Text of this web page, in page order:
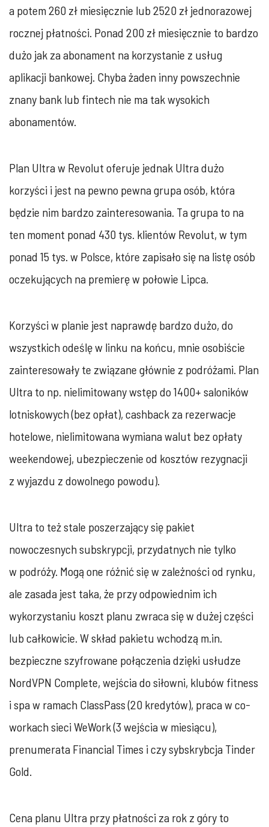
a potem 260 zł miesięcznie lub 2520 zł jednorazowej
rocznej płatności. Ponad 200 zł miesięcznie to bardzo
dużo jak za abonament na korzystanie z usług
aplikacji bankowej. Chyba żaden inny powszechnie
znany bank lub fintech nie ma tak wysokich
abonamentów.
Plan Ultra w Revolut oferuje jednak Ultra dużo
korzyści i jest na pewno pewna grupa osób, która
będzie nim bardzo zainteresowania. Ta grupa to na
ten moment ponad 430 tys. klientów Revolut, w tym
ponad 15 tys. w Polsce, które zapisało się na listę osób
oczekujących na premierę w połowie Lipca.
Korzyści w planie jest naprawdę bardzo dużo, do
wszystkich odeślę w linku na końcu, mnie osobiście
zainteresowały te związane głównie z podróżami. Plan
Ultra to np. nielimitowany wstęp do 1400+ saloników
lotniskowych (bez opłat), cashback za rezerwacje
hotelowe, nielimitowana wymiana walut bez opłaty
weekendowej, ubezpieczenie od kosztów rezygnacji
z wyjazdu z dowolnego powodu).
Ultra to też stale poszerzający się pakiet
nowoczesnych subskrypcji, przydatnych nie tylko
w podróży. Mogą one różnić się w zależności od rynku,
ale zasada jest taka, że przy odpowiednim ich
wykorzystaniu koszt planu zwraca się w dużej części
lub całkowicie. W skład pakietu wchodzą m.in.
bezpieczne szyfrowane połączenia dzięki usłudze
NordVPN Complete, wejścia do siłowni, klubów fitness
i spa w ramach ClassPass (20 kredytów), praca w co-
workach sieci WeWork (3 wejścia w miesiącu),
prenumerata Financial Times i czy sybskrybcja Tinder
Gold.
Cena planu Ultra przy płatności za rok z góry to